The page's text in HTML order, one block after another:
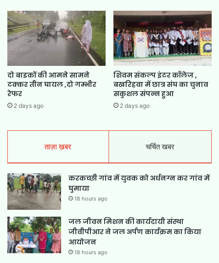
दो बाइकों की आमने सामने
टक्कर तीन घायल ,दो गम्भीर
रेफर
2 days ago
शिवम संकल्प इंटर कॉलेज ,
बखरिहवा में छात्र संघ का चुनाव
सकुशल संपन्न हुआ
2 days ago
ताज़ा ख़बर चर्चित खबर
करकच्छी गांव में युवक को अर्धनग्न कर गांव में
घुमाया
18 hours ago
जल जीवन मिशन की कार्यदायी संस्था
जीवीपीआर ने जल अर्पण कार्यक्रम का किया
आयोजन
18 hours ago